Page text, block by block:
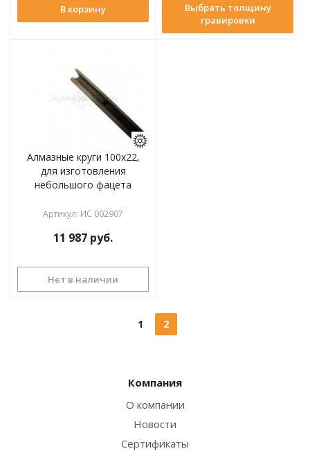
В корзину
Выбрать толщину
гравировки
Алмазные круги 100х22,
для изготовления
небольшого фацета
Артикул: ИС 002907
11 987 руб.
Нет в наличии
1 2
Компания
О компании
Новости
Сертификаты